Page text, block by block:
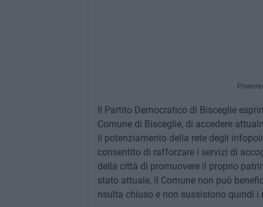
Il Partito Democratico di Bisceglie
Comune di Bisceglie, di accedere
il potenziamento della rete degli
consentito di rafforzare i servizi di
della città di promuovere il proprio
stato attuale, il Comune non può
risulta chiuso e non sussistono quindi i